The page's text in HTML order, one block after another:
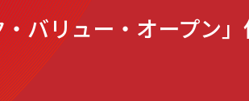
る
岡三にい
投資信託
セミナー
上越支店
お問い合わ
こどもNISA
新井支店
バリュー・オープン